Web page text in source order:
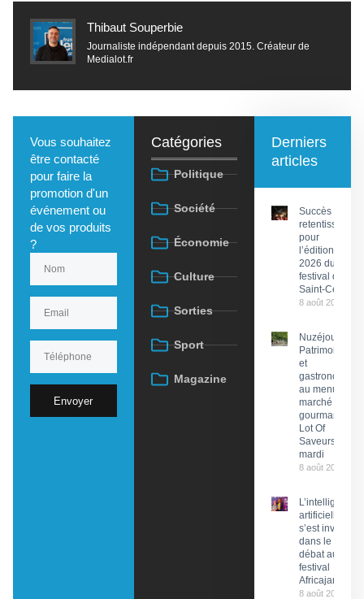
Thibaut Souperbie
Journaliste indépendant depuis 2015. Créateur de
Medialot.fr
Vous souhaitez
être contacté
pour faire la
promotion d'un
événement ou
de vos produits
?
Envoyer
Catégories
Politique
Société
Économie
Culture
Sorties
Sport
Magazine
Derniers
articles
Succès
retentissant
pour
l’édition
2026 du
festival de
Saint-Céré
8 août 2026
Nuzéjouls :
Patrimoine
et
gastronomie
au menu du
marché
gourmand
Lot Of
Saveurs ce
mardi
8 août 2026
L’intelligence
artificielle
s’est invitée
dans le
débat au
festival
Africajarc
8 août 2026